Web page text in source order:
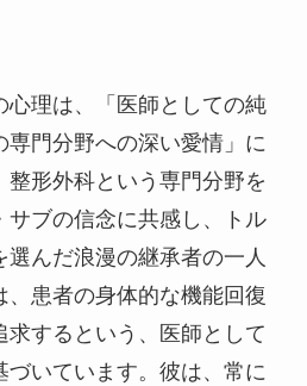
心理は、「医師としての純
専門分野への深い愛情」に
形外科という専門分野を
サブの信念に共感し、トル
選んだ浪漫の継承者の一人
、患者の身体的な機能回復
求するという、医師として
づいています。彼は、常に